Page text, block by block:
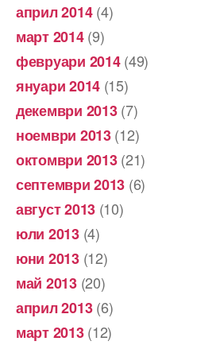
април 2014(4)
март 2014(9)
февруари 2014(49)
януари 2014 (15)
декември 2013(7)
ноември 2013(12)
октомври 2013(21)
септември 2013 (6)
август 2013 (10)
юли 2013(4)
юни 2013(12)
май 2013(20)
април 2013(6)
март 2013(12)